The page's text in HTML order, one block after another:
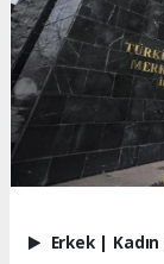
Erkek | Kadın